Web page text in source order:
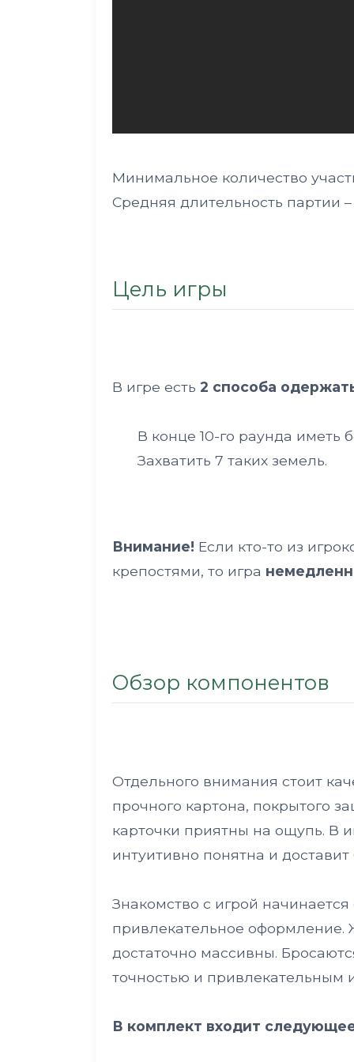
Минимальное количество
Средняя длительность партии –
Цель игры
В игре есть 2 способа
В конце 10-го раунда иметь
Захватить 7 таких земель.
Внимание! Если кто-то из
крепостями, то игра
Обзор компонентов
Отдельного внимания стоит
прочного картона, покрытого
карточки приятны на ощупь. В
интуитивно понятна и
Знакомство с игрой
привлекательное оформление.
достаточно массивны.
точностью и привлекательным
В комплект входит